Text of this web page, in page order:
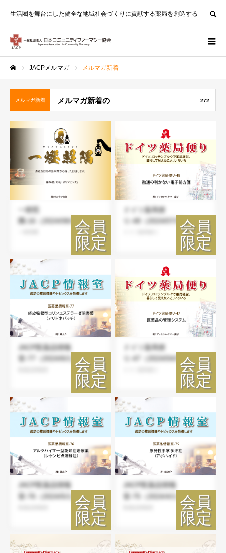
生活圏を舞台にした健全な地域社会づくりに貢献する薬局を創造する
JACPメルマガ メルマガ新着
メルマガ新着 メルマガ新着の 272
一燈照
隅-16（2024/08/1）
ドイツ薬局便
り-48（2024/07/30）
JACP医薬品情報
室-77（2024/6/1）
ドイツ薬局便
り-47（2024/04/30）
JACP医薬品情報
室-76（2024/5/1）
JACP医薬品情報
室-75（2024/4/1）